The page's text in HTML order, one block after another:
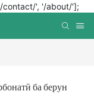
contact/', '/about/'];
ба берун